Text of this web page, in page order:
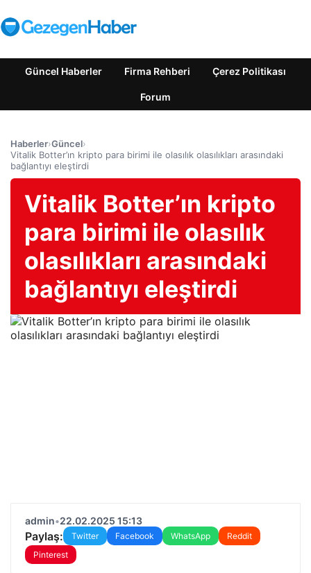
Güncel Haberler Firma Rehberi Çerez Politikası
Forum
Haberler›Güncel›
Vitalik Botter’ın kripto para birimi ile olasılık olasılıkları arasındaki
bağlantıyı eleştirdi
Vitalik Botter’ın kripto
para birimi ile olasılık
olasılıkları arasındaki
bağlantıyı eleştirdi
admin•22.02.2025 15:13
Paylaş: Twitter Facebook WhatsApp
Reddit
Pinterest